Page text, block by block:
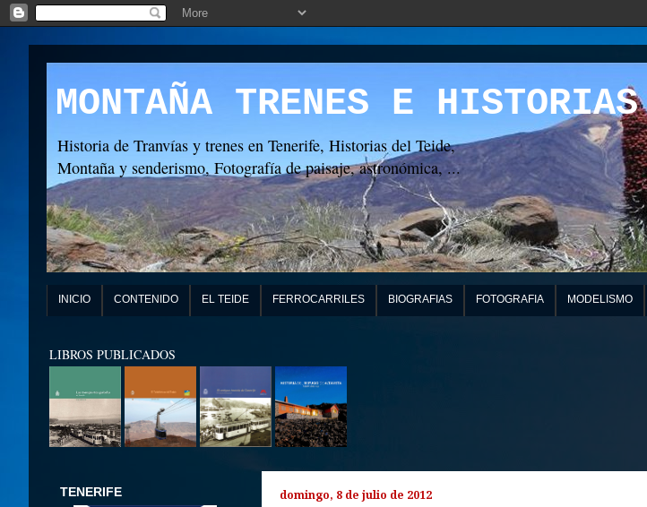
MONTAÑA TRENES E HISTORIAS
Historia de Tranvías y trenes en Tenerife, Historias del Teide,
Montaña y senderismo, Fotografía de paisaje, astronómica, ...
INICIO CONTENIDO EL TEIDE FERROCARRILES BIOGRAFIAS FOTOGRAFIA MODELISMO
LIBROS PUBLICADOS
domingo, 8 de julio de 2012
TENERIFE